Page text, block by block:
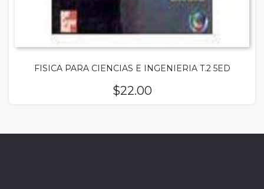
FISICA PARA CIENCIAS E INGENIERIA T.2 5ED
$22.00